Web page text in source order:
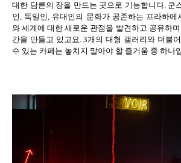
대한 담론의 장을 만드는 곳으로 기능합니다. 쿤
인, 독일인, 유대인의 문화가 공존하는 프라하에
와 세계에 대한 새로운 관점을 발견하고 공유하
간을 만들고 있고요. 3개의 대형 갤러리와 더불
수 있는 카페는 놓치지 말아야 할 즐거움 중 하나